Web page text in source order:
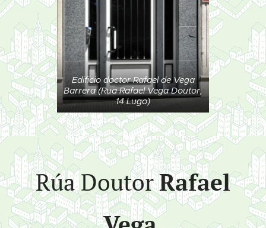
Edificio doctor Rafael de Vega
Barrera (Rua Rafael Vega Doutor,
14 Lugo)
Rúa DoutorRafael